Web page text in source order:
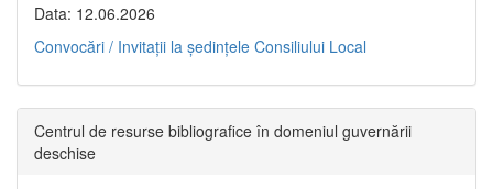
Data: 12.06.2026
Convocări / Invitaţii la şedinţele Consiliului Local
Centrul de resurse bibliografice în domeniul guvernării
deschise